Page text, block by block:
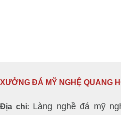
XƯỞNG ĐÁ MỸ NGHỆ QUANG
Địa chỉ: Làng nghề đá mỹ